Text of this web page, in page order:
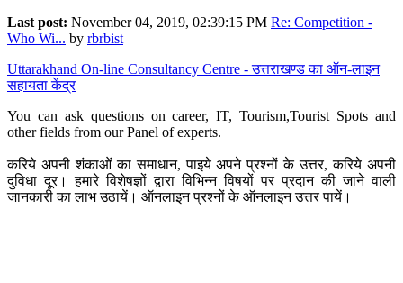
Last post: November 04, 2019, 02:39:15 PM Re: Competition -
Who Wi... by rbrbist
Uttarakhand On-line Consultancy Centre - उत्तराखण्ड का ऑन-लाइन
सहायता केंद्र
You can ask questions on career, IT, Tourism,Tourist Spots and
other fields from our Panel of experts.
करिये अपनी शंकाओं का समाधान, पाइये अपने प्रश्नों के उत्तर, करिये अपनी
दुविधा दूर। हमारे विशेषज्ञों द्वारा विभिन्न विषयों पर प्रदान की जाने वाली
जानकारी का लाभ उठायें। ऑनलाइन प्रश्नों के ऑनलाइन उत्तर पायें।